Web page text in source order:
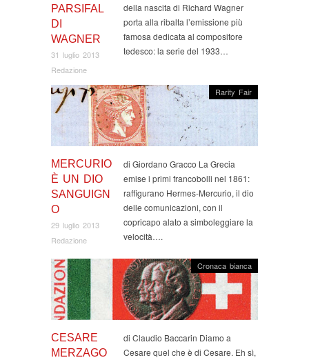
PARSIFAL
DI
WAGNER
31 luglio 2013
Redazione
della nascita di Richard Wagner
porta alla ribalta l’emissione più
famosa dedicata al compositore
tedesco: la serie del 1933…
MERCURIO
È UN DIO
SANGUIGN
O
29 luglio 2013
Redazione
Rarity Fair
di Giordano Gracco La Grecia
emise i primi francobolli nel 1861:
raffigurano Hermes-Mercurio, il dio
delle comunicazioni, con il
copricapo alato a simboleggiare la
velocità….
CESARE
MERZAGO
Cronaca bianca
di Claudio Baccarin Diamo a
Cesare quel che è di Cesare. Eh sì,